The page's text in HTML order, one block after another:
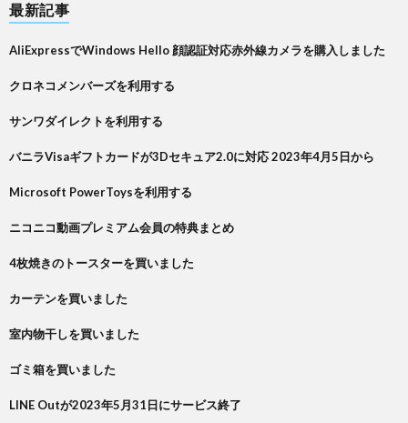
最新記事
AliExpressでWindows Hello 顔認証対応赤外線カメラを購入しました
クロネコメンバーズを利用する
サンワダイレクトを利用する
バニラVisaギフトカードが3Dセキュア2.0に対応 2023年4月5日から
Microsoft PowerToysを利用する
ニコニコ動画プレミアム会員の特典まとめ
4枚焼きのトースターを買いました
カーテンを買いました
室内物干しを買いました
ゴミ箱を買いました
LINE Outが2023年5月31日にサービス終了